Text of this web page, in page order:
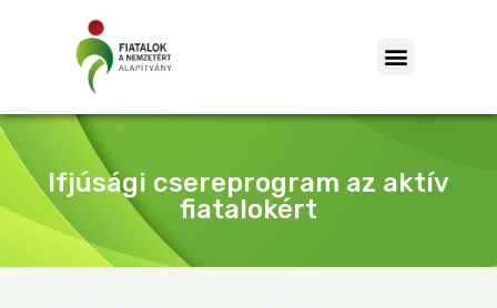
Ifjúsági csereprogram az aktív
fiatalokért